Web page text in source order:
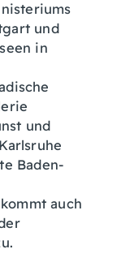
und
in
und
Baden-
auch